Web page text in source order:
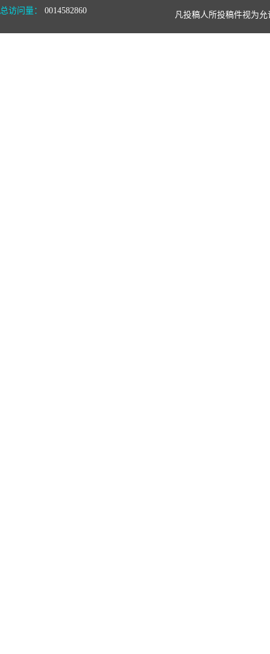
总访问量： 0014582860 凡投稿人所投稿件视为